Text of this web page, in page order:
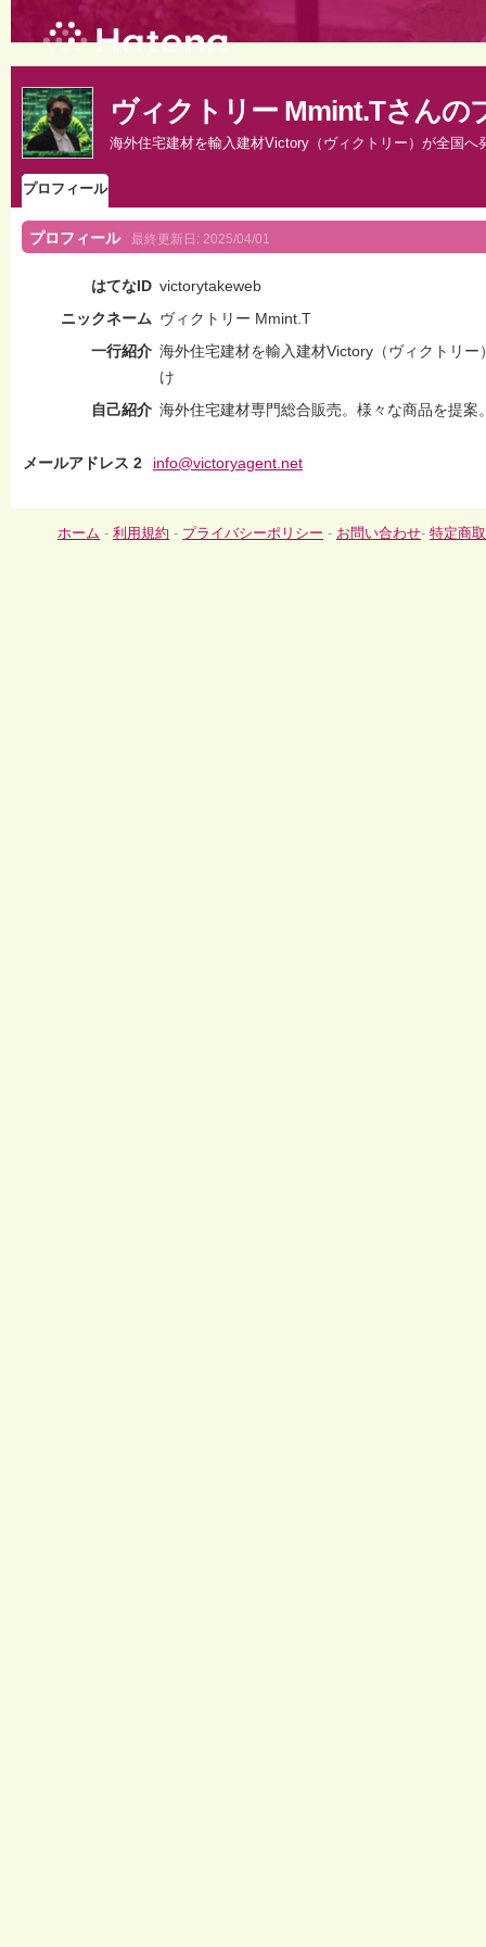
ヴィクトリー Mmint.Tさんの
海外住宅建材を輸入建材Victory（ヴィクトリー）が全国へ
プロフィール
プロフィール 最終更新日: 2025/04/01
はてなID victorytakeweb
ニックネーム ヴィクトリー Mmint.T
一行紹介 海外住宅建材を輸入建材Victory（ヴィクトリ
け
自己紹介 海外住宅建材専門総合販売。様々な商品を提案
メールアドレス 2 info@victoryagent.net
ホーム - 利用規約 - プライバシーポリシー - お問い合わせ- 特定商